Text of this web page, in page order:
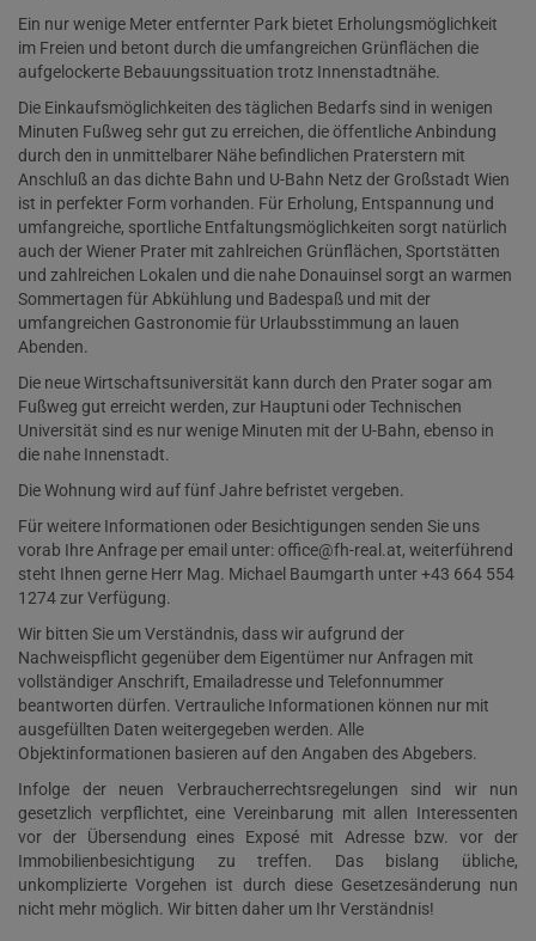
Ein nur wenige Meter entfernter Park bietet Erholungsmöglichkeit
im Freien und betont durch die umfangreichen Grünflächen die
aufgelockerte Bebauungssituation trotz Innenstadtnähe.
Die Einkaufsmöglichkeiten des täglichen Bedarfs sind in wenigen
Minuten Fußweg sehr gut zu erreichen, die öffentliche Anbindung
durch den in unmittelbarer Nähe befindlichen Praterstern mit
Anschluß an das dichte Bahn und U-Bahn Netz der Großstadt Wien
ist in perfekter Form vorhanden. Für Erholung, Entspannung und
umfangreiche, sportliche Entfaltungsmöglichkeiten sorgt natürlich
auch der Wiener Prater mit zahlreichen Grünflächen, Sportstätten
und zahlreichen Lokalen und die nahe Donauinsel sorgt an warmen
Sommertagen für Abkühlung und Badespaß und mit der
umfangreichen Gastronomie für Urlaubsstimmung an lauen
Abenden.
Die neue Wirtschaftsuniversität kann durch den Prater sogar am
Fußweg gut erreicht werden, zur Hauptuni oder Technischen
Universität sind es nur wenige Minuten mit der U-Bahn, ebenso in
die nahe Innenstadt.
Die Wohnung wird auf fünf Jahre befristet vergeben.
Für weitere Informationen oder Besichtigungen senden Sie uns
vorab Ihre Anfrage per email unter: office@fh-real.at, weiterführend
steht Ihnen gerne Herr Mag. Michael Baumgarth unter +43 664 554
1274 zur Verfügung.
Wir bitten Sie um Verständnis, dass wir aufgrund der
Nachweispflicht gegenüber dem Eigentümer nur Anfragen mit
vollständiger Anschrift, Emailadresse und Telefonnummer
beantworten dürfen. Vertrauliche Informationen können nur mit
ausgefüllten Daten weitergegeben werden. Alle
Objektinformationen basieren auf den Angaben des Abgebers.
Infolge der neuen Verbraucherrechtsregelungen sind wir nun
gesetzlich verpflichtet, eine Vereinbarung mit allen Interessenten
vor der Übersendung eines Exposé mit Adresse bzw. vor der
Immobilienbesichtigung zu treffen. Das bislang übliche,
unkomplizierte Vorgehen ist durch diese Gesetzesänderung nun
nicht mehr möglich. Wir bitten daher um Ihr Verständnis!